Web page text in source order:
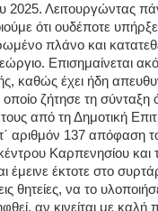
2025. Λειτουργώντας
ότι ουδέποτε
πλάνο και
Επισημαίνεται
καθώς έχει ήδη
ζήτησε τη
από τη Δημοτική
αριθμόν 137 απόφαση
Καρπενησίου
έμεινε έκτοτε στο
θητείες, να το
αν κινείται με